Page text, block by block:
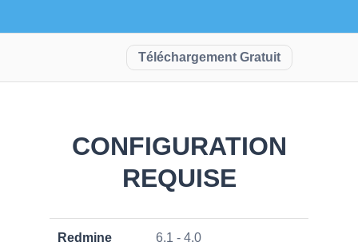
Téléchargement Gratuit
CONFIGURATION
REQUISE
Redmine 6.1 - 4.0